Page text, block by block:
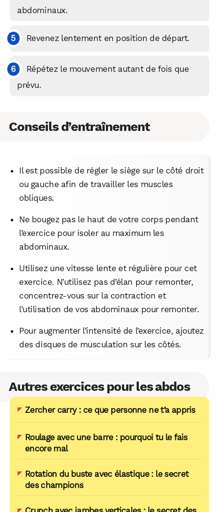
abdominaux.
Revenez lentement en position de départ.
Répétez le mouvement autant de fois que
prévu.
Conseils d’entraînement
Il est possible de régler le siège sur le côté droit
ou gauche afin de travailler les muscles
obliques.
Ne bougez pas le haut de votre corps pendant
l’exercice pour isoler au maximum les
abdominaux.
Utilisez une vitesse lente et régulière pour cet
exercice. N’utilisez pas d’élan pour remonter,
concentrez-vous sur la contraction et
l’utilisation de vos abdominaux pour remonter.
Pour augmenter l’intensité de l’exercice, ajoutez
des disques de musculation sur les côtés.
Autres exercices pour les abdos
Zercher carry : ce que personne ne t’a appris
Roulage avec une barre : pourquoi tu le fais
encore mal
Rotation du buste avec élastique : le secret
des champions